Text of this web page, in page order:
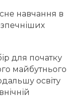
навчання в
для початку
майбутнього
освіту